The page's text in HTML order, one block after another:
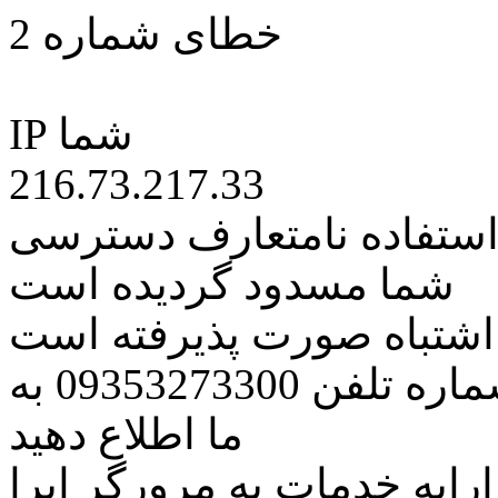
خطای شماره 2
IP شما
216.73.217.33
نامتعارف دسترسی
شما مسدود گردیده است
اشتباه صورت پذیرفته است
مراتب این مسئله را از طریق شماره تلفن 09353273300 به
ما اطلاع دهید
خدمات به مرورگر اپرا